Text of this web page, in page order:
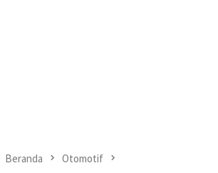
Beranda Otomotif